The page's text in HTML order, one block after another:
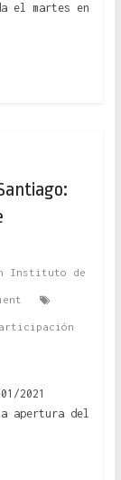
el martes en
Instituto de
2021
apertura del